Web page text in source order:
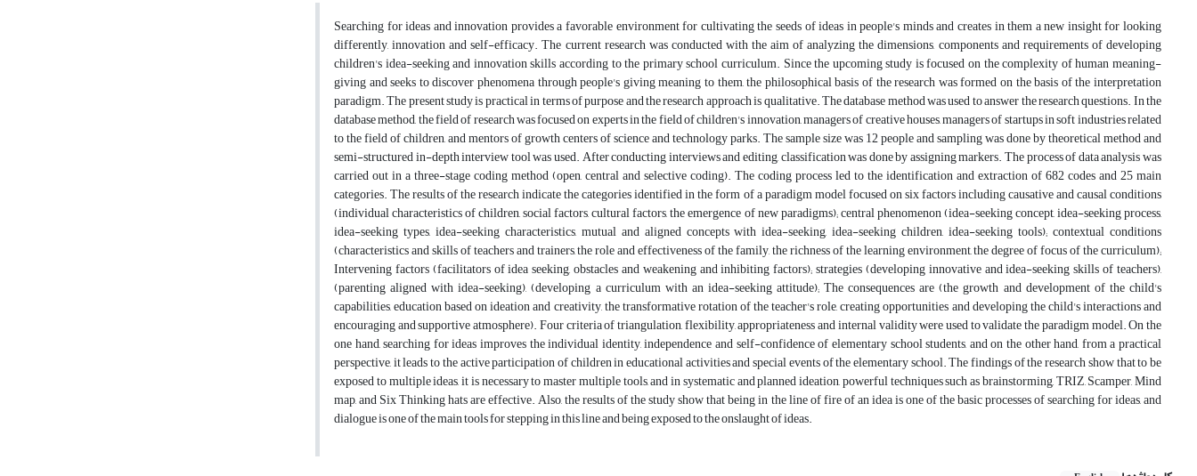
Searching for ideas and innovation provides a favorable environment for cultivating the seeds of ideas in people's minds and creates in them a new insight for looking
differently, innovation and self-efficacy. The current research was conducted with the aim of analyzing the dimensions, components and requirements of developing
children's idea-seeking and innovation skills according to the primary school curriculum. Since the upcoming study is focused on the complexity of human meaning-
giving and seeks to discover phenomena through people's giving meaning to them, the philosophical basis of the research was formed on the basis of the interpretation
paradigm. The present study is practical in terms of purpose and the research approach is qualitative. The database method was used to answer the research questions. In the
database method, the field of research was focused on experts in the field of children's innovation, managers of creative houses, managers of startups in soft industries related
to the field of children, and mentors of growth centers of science and technology parks. The sample size was 12 people and sampling was done by theoretical method and
semi-structured in-depth interview tool was used. After conducting interviews and editing, classification was done by assigning markers. The process of data analysis was
carried out in a three-stage coding method (open, central and selective coding). The coding process led to the identification and extraction of 682 codes and 25 main
categories. The results of the research indicate the categories identified in the form of a paradigm model focused on six factors including causative and causal conditions
(individual characteristics of children, social factors, cultural factors, the emergence of new paradigms); central phenomenon (idea-seeking concept, idea-seeking process,
idea-seeking types, idea-seeking characteristics, mutual and aligned concepts with idea-seeking, idea-seeking children, idea-seeking tools); contextual conditions
(characteristics and skills of teachers and trainers, the role and effectiveness of the family, the richness of the learning environment, the degree of focus of the curriculum);
Intervening factors (facilitators of idea seeking, obstacles and weakening and inhibiting factors); strategies (developing innovative and idea-seeking skills of teachers),
(parenting aligned with idea-seeking), (developing a curriculum with an idea-seeking attitude); The consequences are (the growth and development of the child's
capabilities, education based on ideation and creativity, the transformative rotation of the teacher's role, creating opportunities and developing the child's interactions and
encouraging and supportive atmosphere). Four criteria of triangulation, flexibility, appropriateness and internal validity were used to validate the paradigm model. On the
one hand, searching for ideas improves the individual identity, independence and self-confidence of elementary school students, and on the other hand, from a practical
perspective, it leads to the active participation of children in educational activities and special events of the elementary school. The findings of the research show that to be
exposed to multiple ideas, it is necessary to master multiple tools, and in systematic and planned ideation, powerful techniques such as brainstorming, TRIZ, Scamper, Mind
map, and Six Thinking hats are effective. Also, the results of the study show that being in the line of fire of an idea is one of the basic processes of searching for ideas, and
dialogue is one of the main tools for stepping in this line and being exposed to the onslaught of ideas.